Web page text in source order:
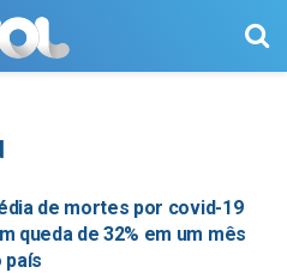
de mortes por covid-19
queda de 32% em um mês
país